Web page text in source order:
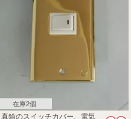
在庫2個
真鍮のスイッチカバー、電気